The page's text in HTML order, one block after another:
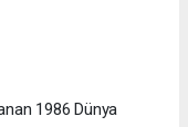
1986 Dünya